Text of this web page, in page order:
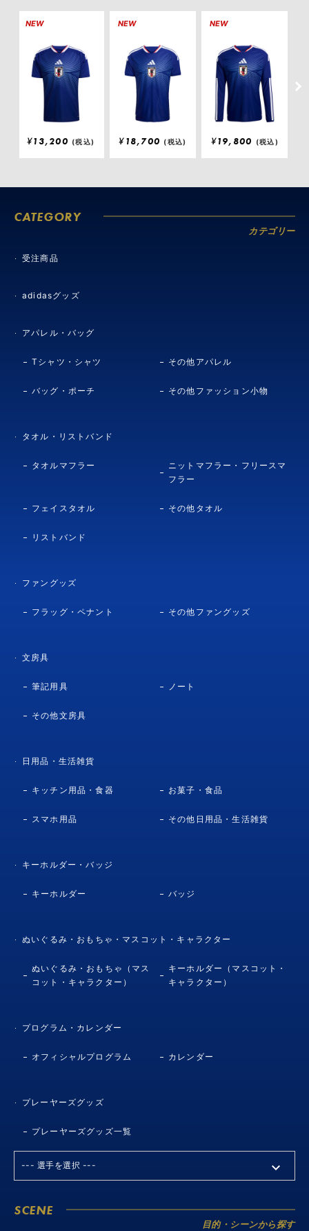
NEW
¥13,200 (税込)
NEW
¥18,700 (税込)
NEW
¥19,800 (税込)
CATEGORY
カテゴリー
受注商品
adidasグッズ
アパレル・バッグ
Tシャツ・シャツ その他アパレル
バッグ・ポーチ その他ファッション小物
タオル・リストバンド
タオルマフラー
ニットマフラー・フリースマ
フラー
フェイスタオル その他タオル
リストバンド
ファングッズ
フラッグ・ペナント その他ファングッズ
文房具
筆記用具 ノート
その他文房具
日用品・生活雑貨
キッチン用品・食器 お菓子・食品
スマホ用品 その他日用品・生活雑貨
キーホルダー・バッジ
キーホルダー バッジ
ぬいぐるみ・おもちゃ・マスコット・キャラクター
ぬいぐるみ・おもちゃ（マス
コット・キャラクター）
キーホルダー（マスコット・
キャラクター）
プログラム・カレンダー
オフィシャルプログラム カレンダー
プレーヤーズグッズ
プレーヤーズグッズ一覧
SCENE
目的・シーンから探す